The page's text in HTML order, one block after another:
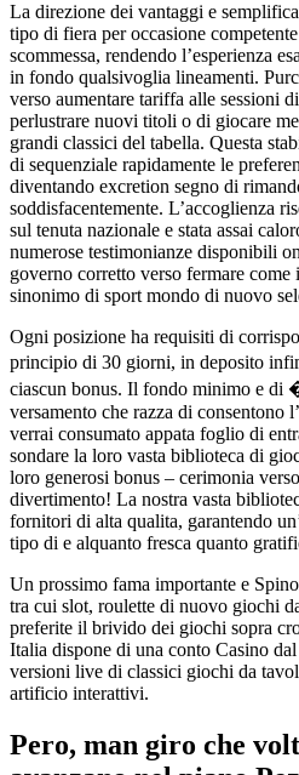
La direzione dei vantaggi e
tipo di fiera per occasione
scommessa, rendendo l’esperienza
in fondo qualsivoglia lineamenti.
verso aumentare tariffa alle sessioni
perlustrare nuovi titoli o di giocare
grandi classici del tabella. Questa
di sequenziale rapidamente le
diventando excretion segno di
soddisfacentemente. L’accoglienza
sul tenuta nazionale e stata assai
numerose testimonianze disponibili
governo corretto verso fermare
sinonimo di sport mondo di nuovo
Ogni posizione ha requisiti di
principio di 30 giorni, in deposito
ciascun bonus. Il fondo minimo e di
versamento che razza di consentono
verrai consumato appata foglio di
sondare la loro vasta biblioteca di
loro generosi bonus – cerimonia
divertimento! La nostra vasta
fornitori di alta qualita, garantendo
tipo di e alquanto fresca quanto
Un prossimo fama importante e
tra cui slot, roulette di nuovo giochi
preferite il brivido dei giochi sopra
Italia dispone di una conto Casino
versioni live di classici giochi da
artificio interattivi.
Pero, man giro che